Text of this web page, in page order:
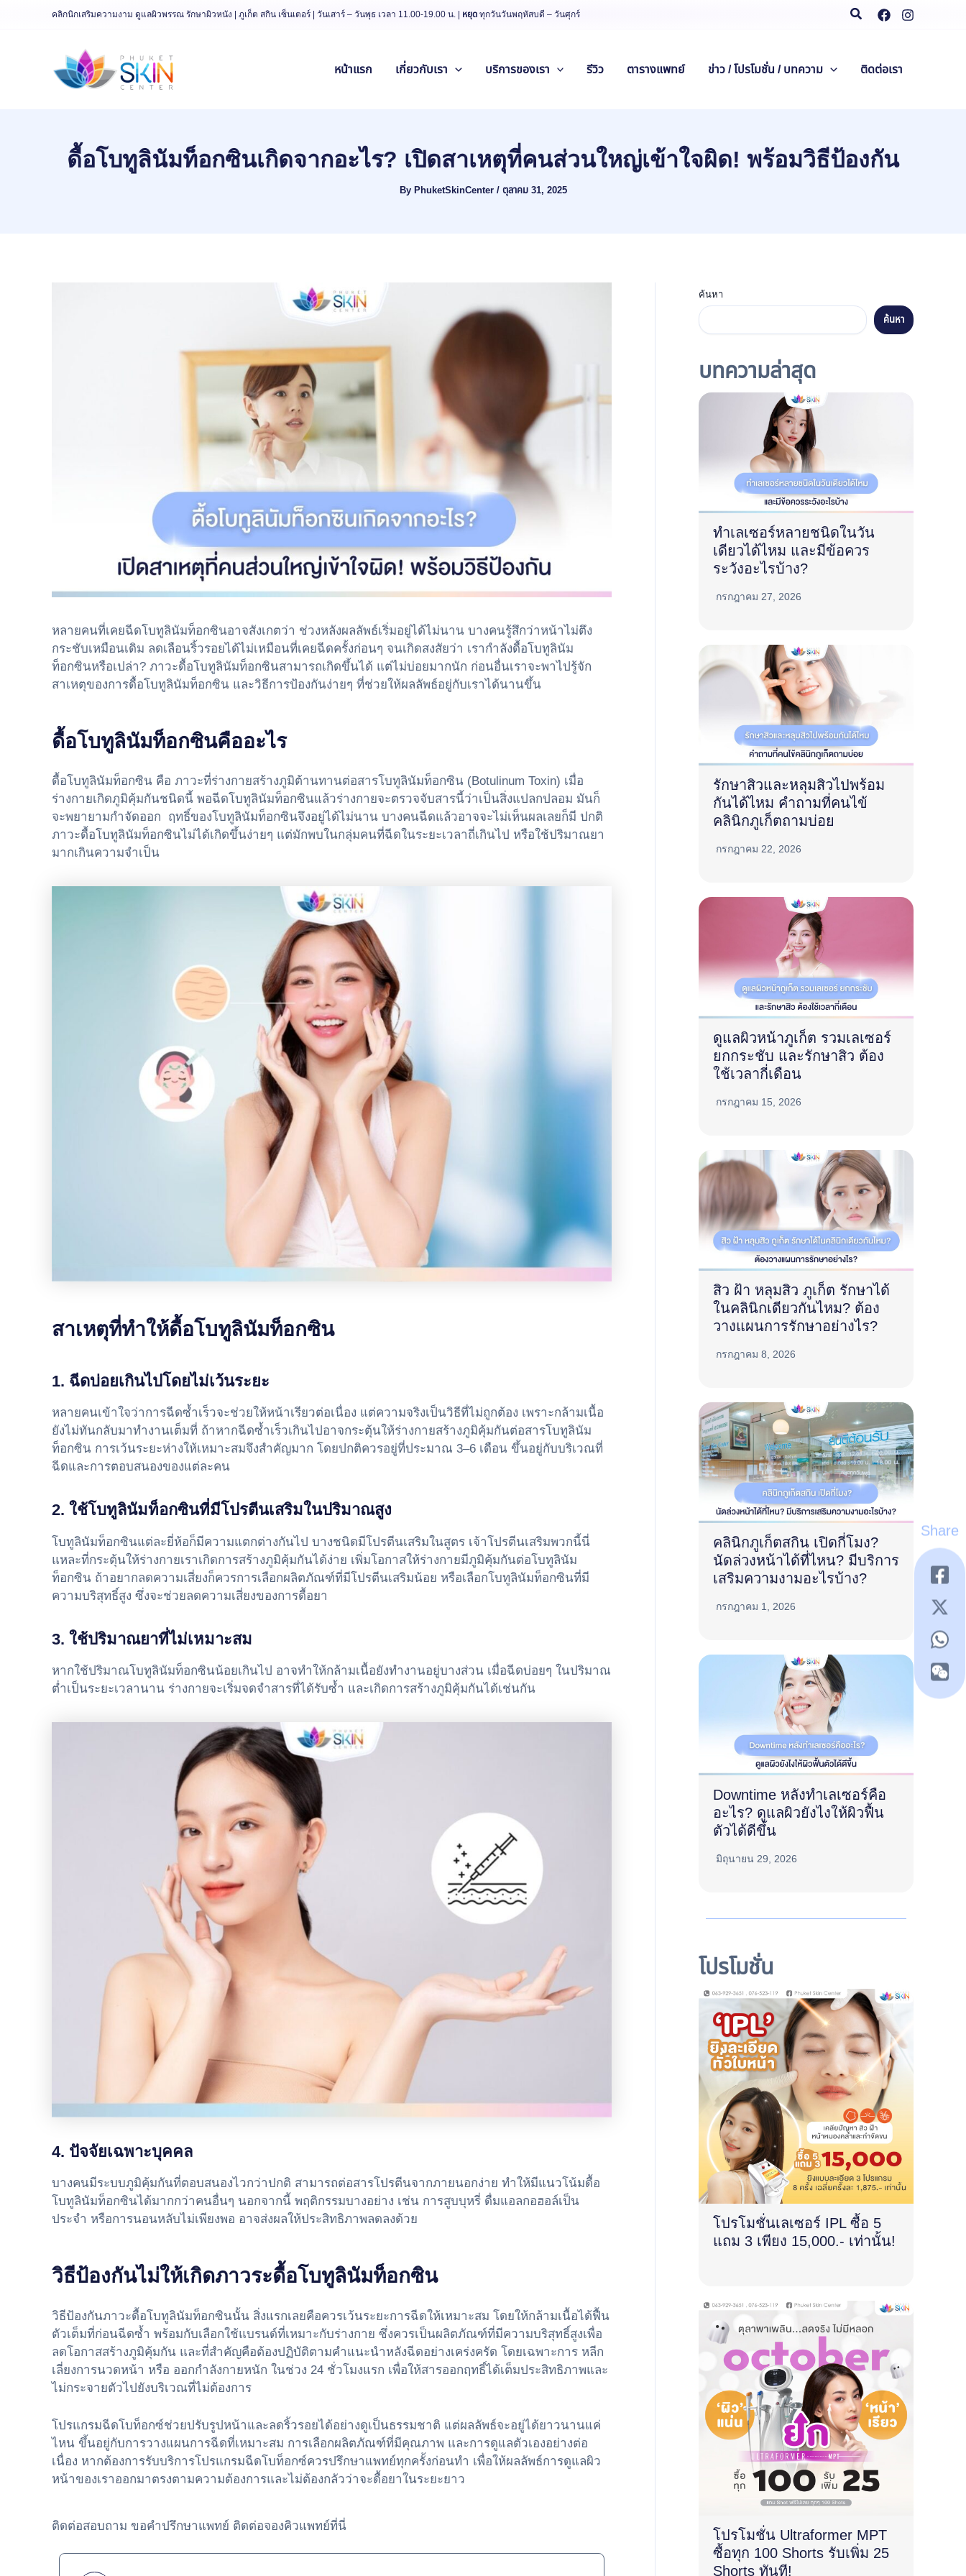
คลิกนิกเสริมความงาม ดูแลผิวพรรณ รักษาผิวหนัง | ภูเก็ต สกิน เซ็นเตอร์ | วันเสาร์ – วันพุธ เวลา 11.00-19.00 น. | หยุด ทุกวันวันพฤหัสบดี – วันศุกร์ Search
หน้าแรก เกี่ยวกับเรา บริการของเรา รีวิว ตารางแพทย์ ข่าว / โปรโมชั่น / บทความ ติดต่อเรา
ดื้อโบทูลินัมท็อกซินเกิดจากอะไร? เปิดสาเหตุที่คนส่วนใหญ่เข้าใจผิด! พร้อมวิธีป้องกัน
By PhuketSkinCenter / ตุลาคม 31, 2025
หลายคนที่เคยฉีดโบทูลินัมท็อกซินอาจสังเกตว่า ช่วงหลังผลลัพธ์เริ่มอยู่ได้ไม่นาน บางคนรู้สึกว่าหน้าไม่ตึง
กระชับเหมือนเดิม ลดเลือนริ้วรอยได้ไม่เหมือนที่เคยฉีดครั้งก่อนๆ จนเกิดสงสัยว่า เรากำลังดื้อโบทูลินัม
ท็อกซินหรือเปล่า? ภาวะดื้อโบทูลินัมท็อกซินสามารถเกิดขึ้นได้ แต่ไม่บ่อยมากนัก ก่อนอื่นเราจะพาไปรู้จัก
สาเหตุของการดื้อโบทูลินัมท็อกซิน และวิธีการป้องกันง่ายๆ ที่ช่วยให้ผลลัพธ์อยู่กับเราได้นานขึ้น
ดื้อโบทูลินัมท็อกซินคืออะไร
ดื้อโบทูลินัมท็อกซิน คือ ภาวะที่ร่างกายสร้างภูมิต้านทานต่อสารโบทูลินัมท็อกซิน (Botulinum Toxin) เมื่อ
ร่างกายเกิดภูมิคุ้มกันชนิดนี้ พอฉีดโบทูลินัมท็อกซินแล้วร่างกายจะตรวจจับสารนี้ว่าเป็นสิ่งแปลกปลอม มันก็
จะพยายามกำจัดออก ฤทธิ์ของโบทูลินัมท็อกซินจึงอยู่ได้ไม่นาน บางคนฉีดแล้วอาจจะไม่เห็นผลเลยก็มี ปกติ
ภาวะดื้อโบทูลินัมท็อกซินไม่ได้เกิดขึ้นง่ายๆ แต่มักพบในกลุ่มคนที่ฉีดในระยะเวลาถี่เกินไป หรือใช้ปริมาณยา
มากเกินความจำเป็น
สาเหตุที่ทำให้ดื้อโบทูลินัมท็อกซิน
1. ฉีดบ่อยเกินไปโดยไม่เว้นระยะ
หลายคนเข้าใจว่าการฉีดซ้ำเร็วจะช่วยให้หน้าเรียวต่อเนื่อง แต่ความจริงเป็นวิธีที่ไม่ถูกต้อง เพราะกล้ามเนื้อ
ยังไม่ทันกลับมาทำงานเต็มที่ ถ้าหากฉีดซ้ำเร็วเกินไปอาจกระตุ้นให้ร่างกายสร้างภูมิคุ้มกันต่อสารโบทูลินัม
ท็อกซิน การเว้นระยะห่างให้เหมาะสมจึงสำคัญมาก โดยปกติควรอยู่ที่ประมาณ 3–6 เดือน ขึ้นอยู่กับบริเวณที่
ฉีดและการตอบสนองของแต่ละคน
2. ใช้โบทูลินัมท็อกซินที่มีโปรตีนเสริมในปริมาณสูง
โบทูลินัมท็อกซินแต่ละยี่ห้อก็มีความแตกต่างกันไป บางชนิดมีโปรตีนเสริมในสูตร เจ้าโปรตีนเสริมพวกนี้นี่
แหละที่กระตุ้นให้ร่างกายเราเกิดการสร้างภูมิคุ้มกันได้ง่าย เพิ่มโอกาสให้ร่างกายมีภูมิคุ้มกันต่อโบทูลินัม
ท็อกซิน ถ้าอยากลดความเสี่ยงก็ควรการเลือกผลิตภัณฑ์ที่มีโปรตีนเสริมน้อย หรือเลือกโบทูลินัมท็อกซินที่มี
ความบริสุทธิ์สูง ซึ่งจะช่วยลดความเสี่ยงของการดื้อยา
3. ใช้ปริมาณยาที่ไม่เหมาะสม
หากใช้ปริมาณโบทูลินัมท็อกซินน้อยเกินไป อาจทำให้กล้ามเนื้อยังทำงานอยู่บางส่วน เมื่อฉีดบ่อยๆ ในปริมาณ
ต่ำเป็นระยะเวลานาน ร่างกายจะเริ่มจดจำสารที่ได้รับซ้ำ และเกิดการสร้างภูมิคุ้มกันได้เช่นกัน
4. ปัจจัยเฉพาะบุคคล
บางคนมีระบบภูมิคุ้มกันที่ตอบสนองไวกว่าปกติ สามารถต่อสารโปรตีนจากภายนอกง่าย ทำให้มีแนวโน้มดื้อ
โบทูลินัมท็อกซินได้มากกว่าคนอื่นๆ นอกจากนี้ พฤติกรรมบางอย่าง เช่น การสูบบุหรี่ ดื่มแอลกอฮอล์เป็น
ประจำ หรือการนอนหลับไม่เพียงพอ อาจส่งผลให้ประสิทธิภาพลดลงด้วย
วิธีป้องกันไม่ให้เกิดภาวระดื้อโบทูลินัมท็อกซิน
วิธีป้องกันภาวะดื้อโบทูลินัมท็อกซินนั้น สิ่งแรกเลยคือควรเว้นระยะการฉีดให้เหมาะสม โดยให้กล้ามเนื้อได้ฟื้น
ตัวเต็มที่ก่อนฉีดซ้ำ พร้อมกับเลือกใช้แบรนด์ที่เหมาะกับร่างกาย ซึ่งควรเป็นผลิตภัณฑ์ที่มีความบริสุทธิ์สูงเพื่อ
ลดโอกาสสร้างภูมิคุ้มกัน และที่สำคัญคือต้องปฏิบัติตามคำแนะนำหลังฉีดอย่างเคร่งครัด โดยเฉพาะการ หลีก
เลี่ยงการนวดหน้า หรือ ออกกำลังกายหนัก ในช่วง 24 ชั่วโมงแรก เพื่อให้สารออกฤทธิ์ได้เต็มประสิทธิภาพและ
ไม่กระจายตัวไปยังบริเวณที่ไม่ต้องการ
โปรแกรมฉีดโบท็อกซ์ช่วยปรับรูปหน้าและลดริ้วรอยได้อย่างดูเป็นธรรมชาติ แต่ผลลัพธ์จะอยู่ได้ยาวนานแค่
ไหน ขึ้นอยู่กับการวางแผนการฉีดที่เหมาะสม การเลือกผลิตภัณฑ์ที่มีคุณภาพ และการดูแลตัวเองอย่างต่อ
เนื่อง หากต้องการรับบริการโปรแกรมฉีดโบท็อกซ์ควรปรึกษาแพทย์ทุกครั้งก่อนทำ เพื่อให้ผลลัพธ์การดูแลผิว
หน้าของเราออกมาตรงตามความต้องการและไม่ต้องกลัวว่าจะดื้อยาในระยะยาว
ติดต่อสอบถาม ขอคำปรึกษาแพทย์ ติดต่อจองคิวแพทย์ที่นี่
Share
ค้นหา
ค้นหา
บทความล่าสุด
ทำเลเซอร์หลายชนิดในวัน
เดียวได้ไหม และมีข้อควร
ระวังอะไรบ้าง?
กรกฎาคม 27, 2026
รักษาสิวและหลุมสิวไปพร้อม
กันได้ไหม คำถามที่คนไข้
คลินิกภูเก็ตถามบ่อย
กรกฎาคม 22, 2026
ดูแลผิวหน้าภูเก็ต รวมเลเซอร์
ยกกระชับ และรักษาสิว ต้อง
ใช้เวลากี่เดือน
กรกฎาคม 15, 2026
สิว ฝ้า หลุมสิว ภูเก็ต รักษาได้
ในคลินิกเดียวกันไหม? ต้อง
วางแผนการรักษาอย่างไร?
กรกฎาคม 8, 2026
คลินิกภูเก็ตสกิน เปิดกี่โมง?
นัดล่วงหน้าได้ที่ไหน? มีบริการ
เสริมความงามอะไรบ้าง?
กรกฎาคม 1, 2026
Downtime หลังทำเลเซอร์คือ
อะไร? ดูแลผิวยังไงให้ผิวฟื้น
ตัวได้ดีขึ้น
มิถุนายน 29, 2026
โปรโมชั่น
โปรโมชั่นเลเซอร์ IPL ซื้อ 5
แถม 3 เพียง 15,000.- เท่านั้น!
โปรโมชั่น Ultraformer MPT
ซื้อทุก 100 Shorts รับเพิ่ม 25
Shorts ทันที!